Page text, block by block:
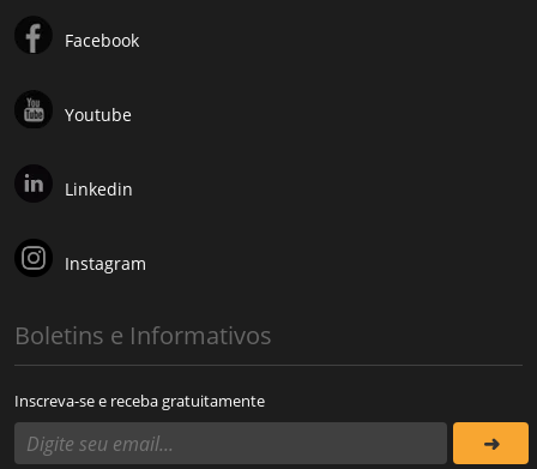
Facebook
Youtube
Linkedin
Instagram
Boletins e Informativos
Inscreva-se e receba gratuitamente